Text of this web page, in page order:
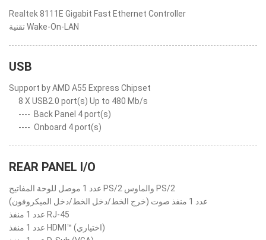
Realtek 8111E Gigabit Fast Ethernet Controller
تقنية Wake-On-LAN
USB
Support by AMD A55 Express Chipset
8 X USB2.0 port(s) Up to 480 Mb/s
---- Back Panel 4 port(s)
---- Onboard 4 port(s)
REAR PANEL I/O
عدد 1 موصل للوحة المفاتيح PS/2 والماوس PS/2
عدد 1 منفذ صوت (خرج الخط/دخل الخط/دخل الميكروفون)
عدد 1 منفذ RJ-45
عدد 1 منفذ HDMI™ (اختياري)